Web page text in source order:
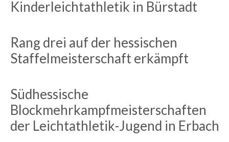
Kinderleichtathletik in Bürstadt
Rang drei auf der hessischen
Staffelmeisterschaft erkämpft
Südhessische
Blockmehrkampfmeisterschaften
der Leichtathletik-Jugend in Erbach